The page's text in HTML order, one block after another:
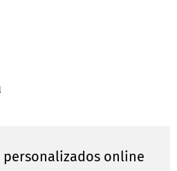
personalizados online